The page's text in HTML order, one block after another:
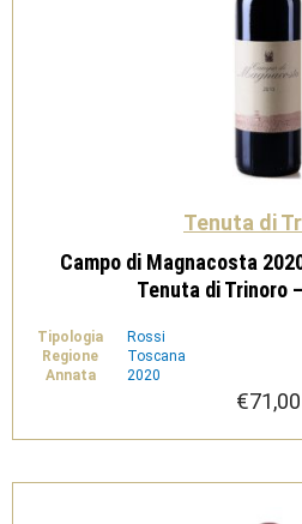
Tenuta di
Campo di Magnacosta
Tenuta di Trinoro
Tipologia
Rossi
Regione
Toscana
Annata
2020
€71,00